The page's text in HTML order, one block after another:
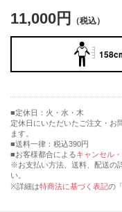
11,000円
定休日：火・水・木
定休日にいただいたご注文・お
ます。
■送料一律：税込390円
■お客様都合によるキャンセル
※お支払い方法、送料、配送の
い。
※詳細は特商法に基づく表記の